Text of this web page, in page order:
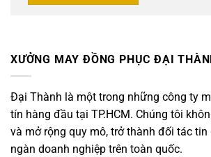
XƯỞNG MAY ĐỒNG PHỤC ĐẠI
Đại Thành là một trong những công ty
tín hàng đầu tại TP.HCM. Chúng tôi
và mở rộng quy mô, trở thành đối tác tin
ngàn doanh nghiệp trên toàn quốc.